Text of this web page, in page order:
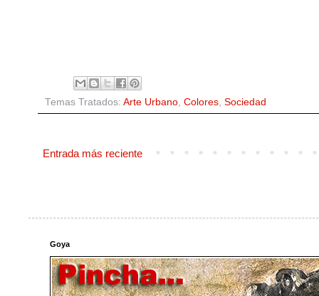
Temas Tratados: Arte Urbano, Colores, Sociedad
Entrada más reciente
Goya